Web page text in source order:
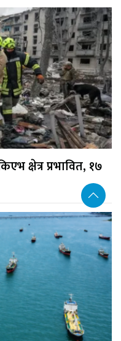
क्षेत्र प्रभावित, १७